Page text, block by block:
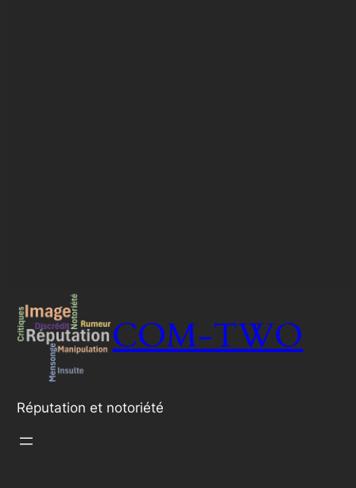
COM-TWO
Réputation et notoriété